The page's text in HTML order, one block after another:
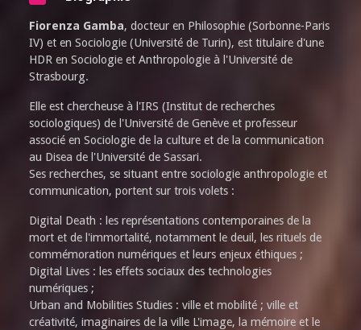
Fiorenza Gamba, docteur en Philosophie (Sorbonne-Paris
IV) et en Sociologie (Université de Turin), est titulaire d'une
HDR en Sociologie et Anthropologie à l'Université de
Strasbourg.
Elle est chercheuse à l'IRS (Institut de recherches
sociologiques) de l'Université de Genève et professeur
associé en Sociologie de la culture et de la communication
au Disea de l'Université de Sassari.
Ses recherches, se situant entre sociologie anthropologie et
communication, portent sur trois volets :
Digital Death : les représentations contemporaines de la
mort et de l'immortalité, notamment le deuil, les rituels de
commémoration numériques et leurs enjeux éthiques ;
Digital Lives : les effets sociaux des technologies
numériques ;
Urban and Mobilities Studies : ville et mobilité ; ville et
créativité, imaginaires de la ville L'image, la mémoire et le